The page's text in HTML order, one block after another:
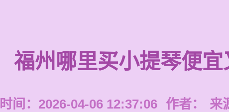
福州哪里买小提琴便宜
时间：2026-04-06 12:37:06 作者： 来